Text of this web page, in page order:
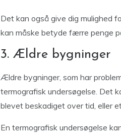
Det kan også give dig mulighed
kan måske betyde færre penge
3. Ældre bygninger
Ældre bygninger, som har
termografisk undersøgelse. Det
blevet beskadiget over tid, eller
En termografisk undersøgelse